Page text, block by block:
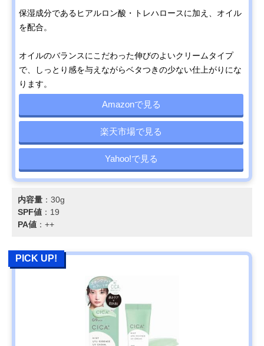
保湿成分であるヒアルロン酸・トレハロースに加え、オイル
を配合。
オイルのバランスにこだわった伸びのよいクリームタイプ
で、しっとり感を与えながらベタつきの少ない仕上がりにな
ります。
Amazonで見る
楽天市場で見る
Yahoo!で見る
内容量 ：30g
SPF値 ：19
PA値 ：++
PICK UP!